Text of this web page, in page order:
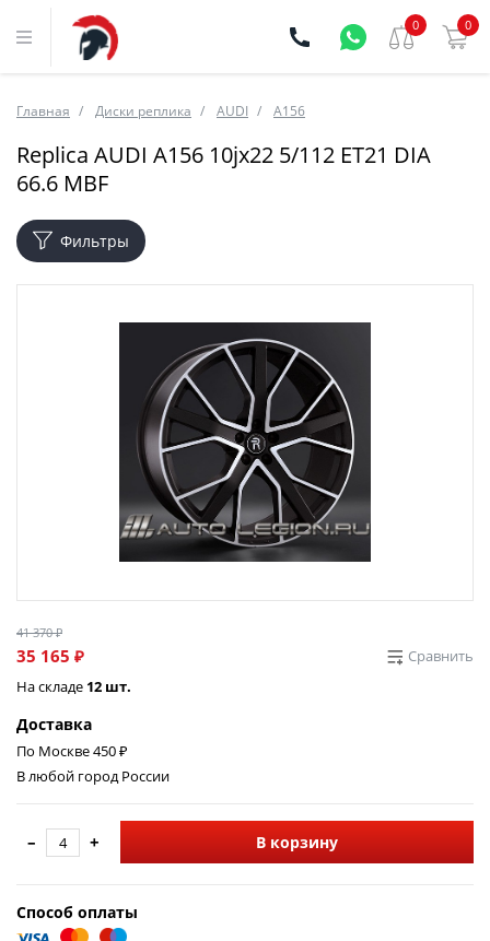
0 0
Главная Диски реплика AUDI A156
Replica AUDI A156 10jx22 5/112 ET21 DIA
66.6 MBF
Фильтры
41 370 ₽
35 165 ₽
Сравнить
На складе 12 шт.
Доставка
По Москве 450 ₽
В любой город России
– + В корзину
Способ оплаты